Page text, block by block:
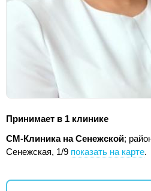
Принимает в 1 клинике
СМ-Клиника на Сенежской;
Сенежская, 1/9 показать на карте.